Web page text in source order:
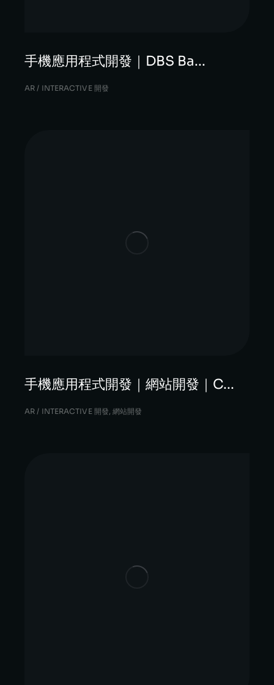
手機應用程式開發｜DBS Ba...
AR / INTERACTIVE 開發
手機應用程式開發｜網站開發｜C...
AR / INTERACTIVE 開發,網站開發